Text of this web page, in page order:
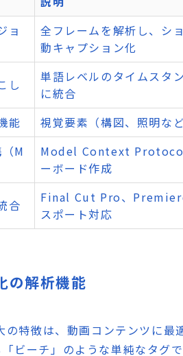
ョ
全フレームを解析し、シ
動キャプション化
し
単語レベルのタイムスタ
に統合
能
視覚要素（構図、照明な
M
Model Context Protocol
ーボード作成
合
Final Cut Pro、
スポート対応
の解析機能
の特徴は、動画コンテンツに
ビーチ」のような単純なタグ